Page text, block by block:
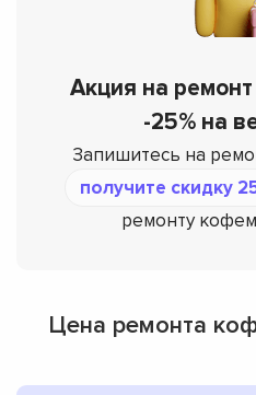
Акция на
-25% на
Запишитесь на
получите скидку
ремонту
Цена ремонта